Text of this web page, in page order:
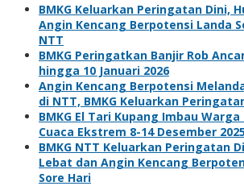
BMKG Keluarkan Peringatan Dini,
Angin Kencang Berpotensi Landa
NTT
BMKG Peringatkan Banjir Rob
hingga 10 Januari 2026
Angin Kencang Berpotensi
di NTT, BMKG Keluarkan
BMKG El Tari Kupang Imbau
Cuaca Ekstrem 8-14 Desember 2025
BMKG NTT Keluarkan Peringatan
Lebat dan Angin Kencang
Sore Hari